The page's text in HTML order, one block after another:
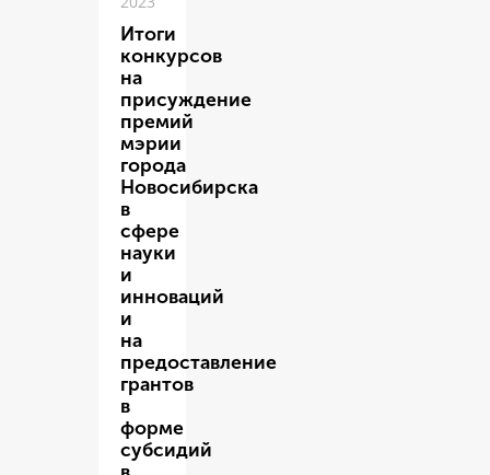
Итоги
конкурсов
на
присуждение
премий
мэрии
города
Новосибирска
в
сфере
науки
и
инноваций
и
на
предоставление
грантов
в
форме
субсидий